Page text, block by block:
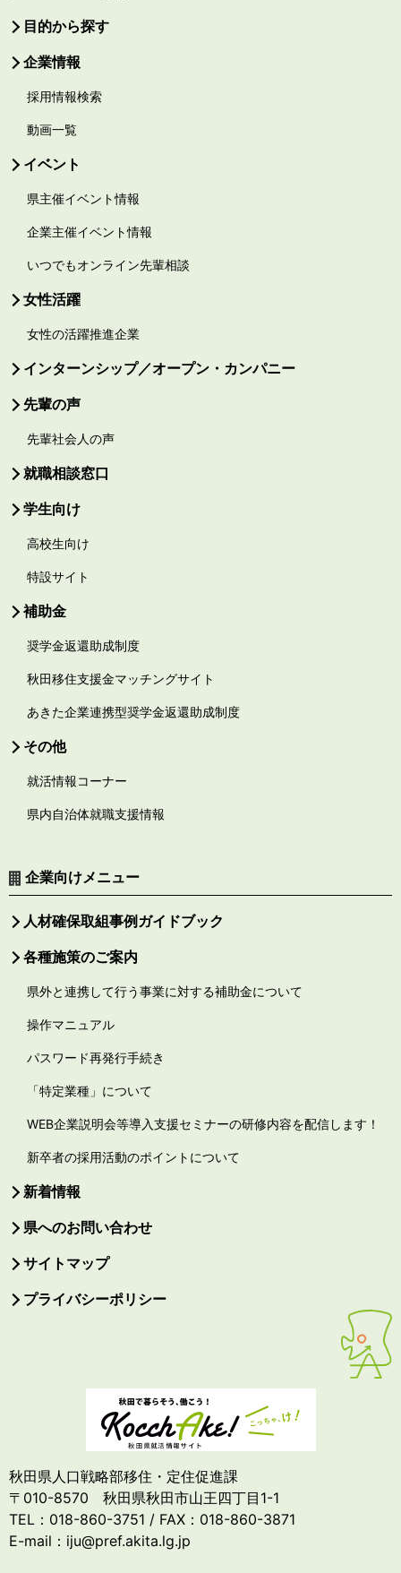
目的から探す
企業情報
採用情報検索
動画一覧
イベント
県主催イベント情報
企業主催イベント情報
いつでもオンライン先輩相談
女性活躍
女性の活躍推進企業
インターンシップ／オープン・カンパニー
先輩の声
先輩社会人の声
就職相談窓口
学生向け
高校生向け
特設サイト
補助金
奨学金返還助成制度
秋田移住支援金マッチングサイト
あきた企業連携型奨学金返還助成制度
その他
就活情報コーナー
県内自治体就職支援情報
企業向けメニュー
人材確保取組事例ガイドブック
各種施策のご案内
県外と連携して行う事業に対する補助金について
操作マニュアル
パスワード再発行手続き
「特定業種」について
WEB企業説明会等導入支援セミナーの研修内容を配信します！
新卒者の採用活動のポイントについて
新着情報
県へのお問い合わせ
サイトマップ
プライバシーポリシー
秋田県人口戦略部移住・定住促進課
〒010-8570 秋田県秋田市山王四丁目1-1
TEL：018-860-3751 / FAX：018-860-3871
E-mail：iju@pref.akita.lg.jp